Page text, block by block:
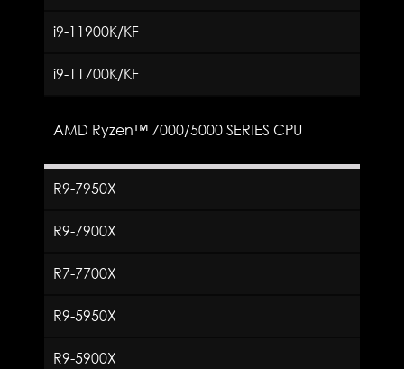
i9-11900K/KF
i9-11700K/KF
AMD Ryzen™ 7000/5000 SERIES CPU
R9-7950X
R9-7900X
R7-7700X
R9-5950X
R9-5900X